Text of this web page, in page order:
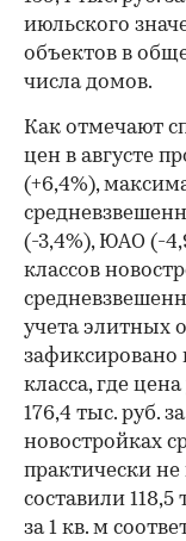
июльского
объектов в
числа домов.
Как отмечают
цен в августе
(+6,4%),
(-3,4%), ЮАО (-
классов
учета элитных
зафиксировано
класса, где
176,4 тыс. руб.
новостройках
практически
составили 118,5
за 1 кв. м